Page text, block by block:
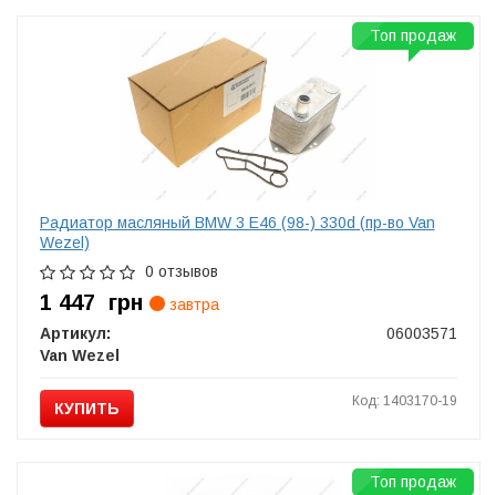
Радиатор масляный BMW 3 E46 (98-) 330d (пр-во Van
Wezel)
0 отзывов
1 447 грн
завтра
Артикул:
06003571
Van Wezel
КУПИТЬ Код: 1403170-19
Топ продаж
Топ продаж